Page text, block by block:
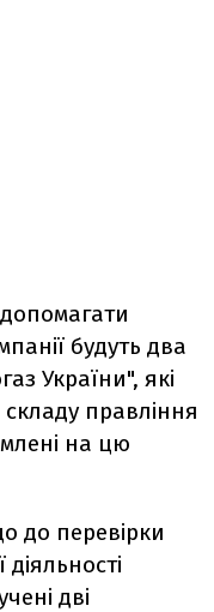
будуть два
України", які
правління
на цю
до перевірки
дві